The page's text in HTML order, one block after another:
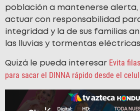
población a mantenerse
actuar con responsabilidad
integridad y la de sus familias
las lluvias y tormentas
Quizá le pueda interesar Evita
para sacar el DINNA rápido desde el